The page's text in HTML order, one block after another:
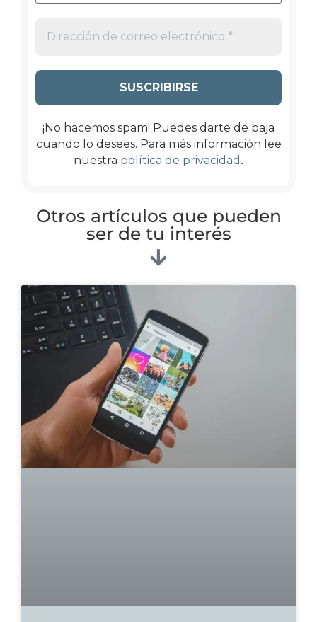
¡No hacemos spam! Puedes darte de baja
cuando lo desees. Para más información lee
nuestra política de privacidad .
Otros artículos que pueden
ser de tu interés